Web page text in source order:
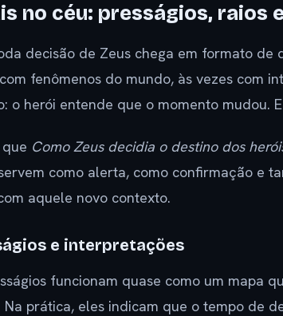
no céu: presságios, raios
decisão de Zeus chega em formato de
fenômenos do mundo, às vezes com
o herói entende que o momento mudou.
Como Zeus decidia o destino dos
como alerta, como confirmação e
aquele novo contexto.
e interpretações
funcionam quase como um mapa
Na prática, eles indicam que o tempo de